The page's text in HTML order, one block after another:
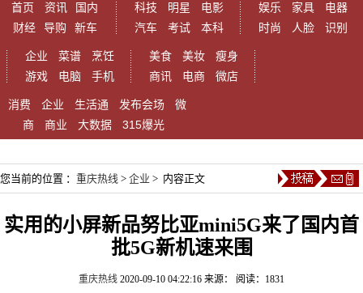
首页 资讯
国内
财经
导购 新车
科技 明星
电影
汽车
考试 本科
娱乐 家具
电器
时尚
人脸 识别
企业 菜谱
烹饪
游戏
电脑 手机
美食 美妆
瘦身
商讯
电商 微店
消费 企业 生活通 发布会场
微
商
商业 大数据 315爆光
您当前的位置 ： 重庆热线 > 企业 > 内容正文
实用的小屏新品努比亚mini5G来了国内首
批5G新机速来围
重庆热线 2020-09-10 04:22:16 来源： 阅读：1831